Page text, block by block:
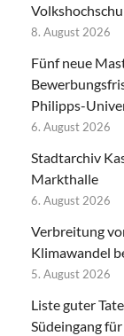
8. August 2026
Fünf neue
Philipps-
6. August 2026
Stadtarchiv
Markthalle
6. August 2026
Verbreitung
Klimawandel
5. August 2026
Liste guter
Südeingang